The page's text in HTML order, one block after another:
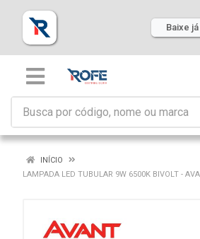
Baixe
INÍCIO
LAMPADA LED TUBULAR 9W 6500K BIVOLT -